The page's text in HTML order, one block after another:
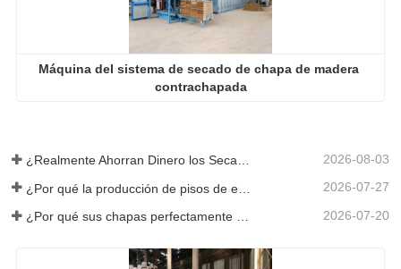
Máquina del sistema de secado de chapa de madera
contrachapada
¿Realmente Ahorran Dinero los Secadores de Chapa Más Grandes? 2026-08-03
2026-07-27
2026-07-20